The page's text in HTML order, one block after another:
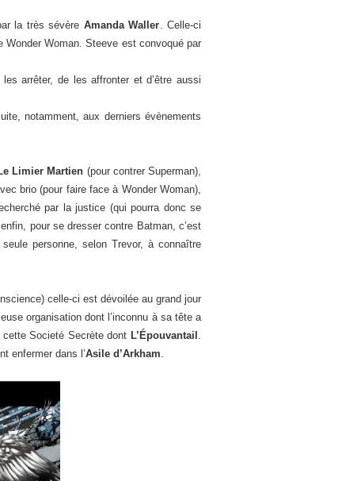
la très sévère Amanda Waller. Celle-ci
Wonder Woman. Steeve est convoqué par
arrêter, de les affronter et d’être aussi
notamment, aux derniers évènements
Limier Martien (pour contrer Superman),
brio (pour faire face à Wonder Woman),
par la justice (qui pourra donc se
pour se dresser contre Batman, c’est
personne, selon Trevor, à connaître
celle-ci est dévoilée au grand jour
organisation dont l’inconnu à sa tête a
Societé Secrète dont L’Épouvantail .
enfermer dans l’Asile d’Arkham.